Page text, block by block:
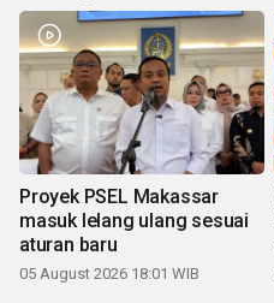
Proyek PSEL Makassar
masuk lelang ulang sesuai
aturan baru
05 August 2026 18:01 WIB